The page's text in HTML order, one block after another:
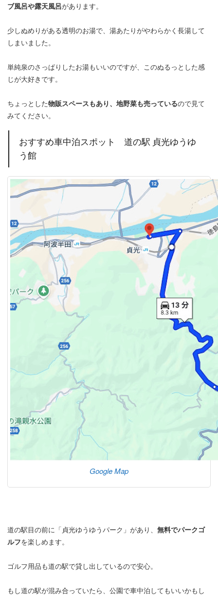
ブ風呂や露天風呂があります。
少しぬめりがある透明のお湯で、湯あたりがやわらかく長湯して
しまいました。
単純泉のさっぱりしたお湯もいいのですが、このぬるっとした感
じが大好きです。
ちょっとした物販スペースもあり、地野菜も売っているので見て
みてください。
おすすめ車中泊スポット 道の駅 貞光ゆうゆ
う館
Google Map
道の駅目の前に「貞光ゆうゆうパーク」があり、 無料でパークゴ
ルフを楽しめます。
ゴルフ用品も道の駅で貸し出しているので安心。
もし道の駅が混み合っていたら、公園で車中泊してもいいかもし